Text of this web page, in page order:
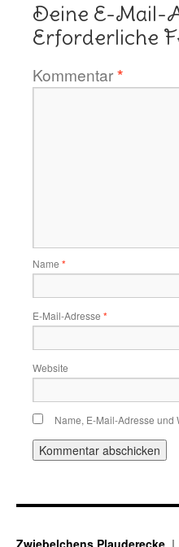
Deine E-Mail-
Erforderliche
Kommentar*
Name *
E-Mail-Adresse *
Website
Name, E-Mail-Adresse
Zwiebelchens Plauderecke